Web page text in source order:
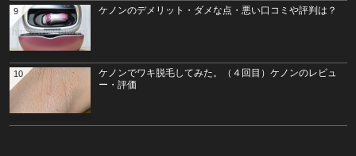
ケノンのデメリット・ダメな点・悪い口コミや評判は？
9
ケノンでワキ脱毛してみた。（４回目）ケノンのレビュ
ー・評価
10